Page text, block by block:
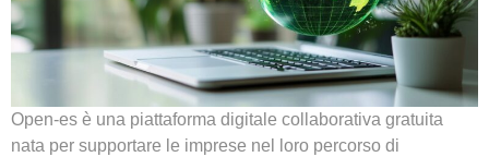
Open-es è una piattaforma digitale collaborativa gratuita
nata per supportare le imprese nel loro percorso di